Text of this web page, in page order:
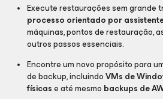
Execute restaurações sem grande
processo orientado por
máquinas, pontos de restauração,
outros passos essenciais.
Encontre um novo propósito para
de backup, incluindoVMs de
físicase até mesmo backups de